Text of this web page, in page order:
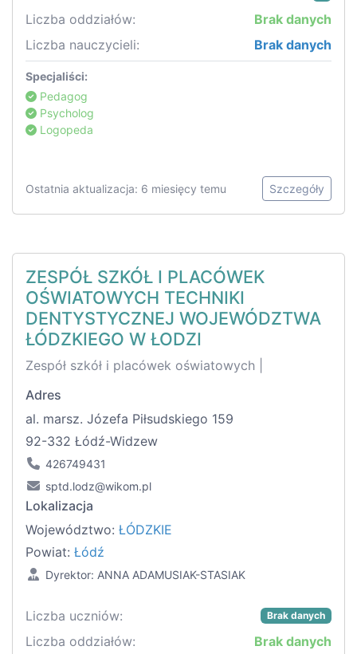
Liczba oddziałów:
Brak danych
Liczba nauczycieli:
Brak danych
Specjaliści:
Pedagog
Psycholog
Logopeda
Ostatnia aktualizacja: 6 miesięcy temu Szczegóły
ZESPÓŁ SZKÓŁ I PLACÓWEK
OŚWIATOWYCH TECHNIKI
DENTYSTYCZNEJ WOJEWÓDZTWA
ŁÓDZKIEGO W ŁODZI
Zespół szkół i placówek oświatowych |
Adres
al. marsz. Józefa Piłsudskiego 159
92-332 Łódź-Widzew
426749431
sptd.lodz@wikom.pl
Lokalizacja
Województwo: ŁÓDZKIE
Powiat: Łódź
Dyrektor: ANNA ADAMUSIAK-STASIAK
Liczba uczniów: Brak danych
Liczba oddziałów:
Brak danych